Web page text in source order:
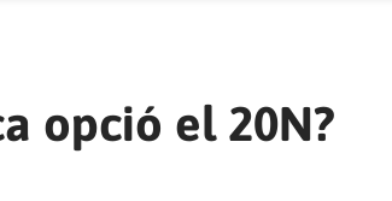
opció el 20N?